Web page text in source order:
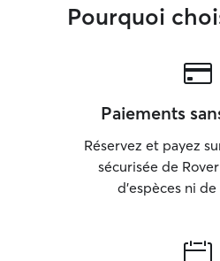
Pourquoi
Paiements
Réservez et payez
sécurisée de
d'espèces ni de